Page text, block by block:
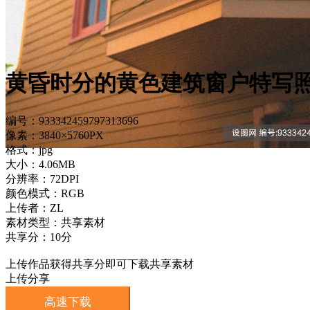
黄昏时分的黄色建筑窗户特写
编号：933342459797313696
像素：3840×5760PX
格式：jpg
大小：4.06MB
分辨率：72DPI
颜色模式：RGB
上传者：ZL
素材类型：共享素材
共享分：10分
上传作品获得共享分即可下载共享素材
上传分享
高速下载